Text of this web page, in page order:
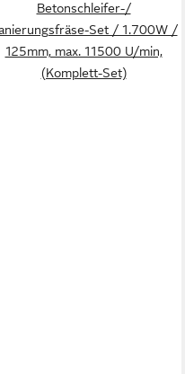
Betonschleifer-/
Set / 1.700W /
125mm, max. 11500 U/min,
(Komplett-Set)